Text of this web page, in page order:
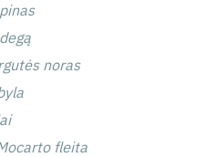
noras
fleita